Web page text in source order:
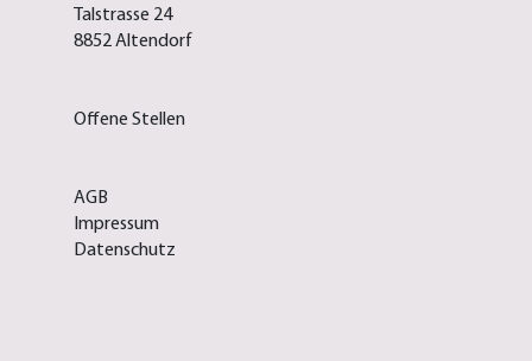
Talstrasse 24
8852 Altendorf
Offene Stellen
AGB
Impressum
Datenschutz